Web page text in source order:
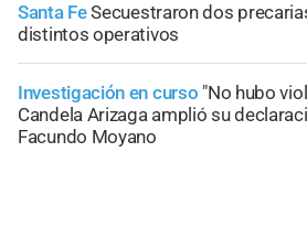
Santa FeSecuestraron dos
distintos operativos
Investigación en curso "No hubo
Candela Arizaga amplió su
Facundo Moyano